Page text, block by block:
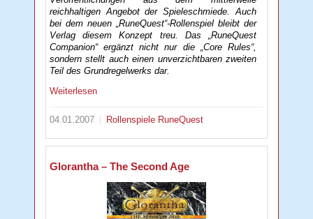
reichhaltigen Angebot der Spieleschmiede. Auch
bei dem neuen „RuneQuest“-Rollenspiel bleibt der
Verlag diesem Konzept treu. Das „RuneQuest
Companion“ ergänzt nicht nur die „Core Rules“,
sondern stellt auch einen unverzichtbaren zweiten
Teil des Grundregelwerks dar.
Weiterlesen
04.01.2007 Rollenspiele RuneQuest
Glorantha – The Second Age